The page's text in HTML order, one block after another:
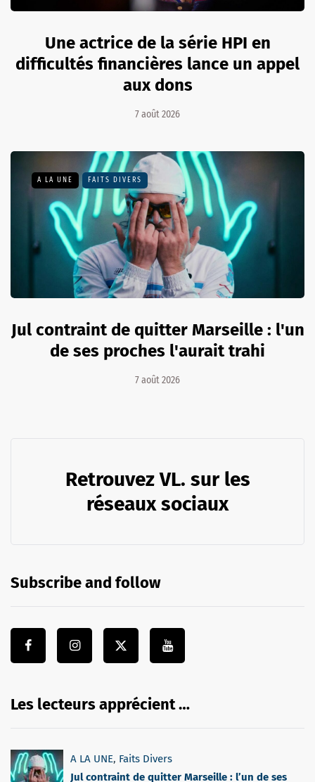
Une actrice de la série HPI en
difficultés financières lance un appel
aux dons
7 août 2026
A LA UNE FAITS DIVERS
Jul contraint de quitter Marseille : l'un
de ses proches l'aurait trahi
7 août 2026
Retrouvez VL. sur les
réseaux sociaux
Subscribe and follow
Les lecteurs apprécient …
A LA UNE, Faits Divers
Jul contraint de quitter Marseille : l’un de ses